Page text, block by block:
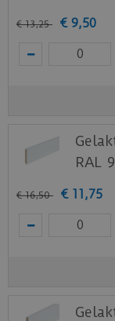
€ 13,25 € 9,50
RAL
€ 16,50 € 11,75